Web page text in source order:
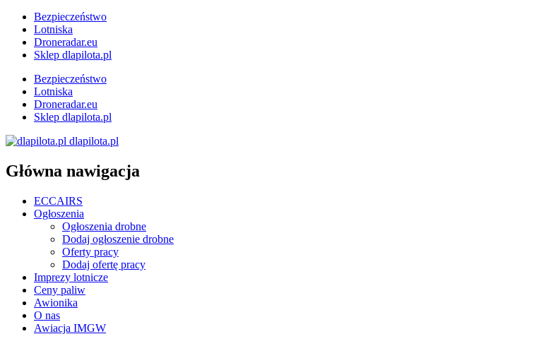
Bezpieczeństwo
Lotniska
Droneradar.eu
Sklep dlapilota.pl
Bezpieczeństwo
Lotniska
Droneradar.eu
Sklep dlapilota.pl
dlapilota.pl
Główna nawigacja
ECCAIRS
Ogłoszenia
Ogłoszenia drobne
Dodaj ogłoszenie drobne
Oferty pracy
Dodaj ofertę pracy
Imprezy lotnicze
Ceny paliw
Awionika
O nas
Awiacja IMGW